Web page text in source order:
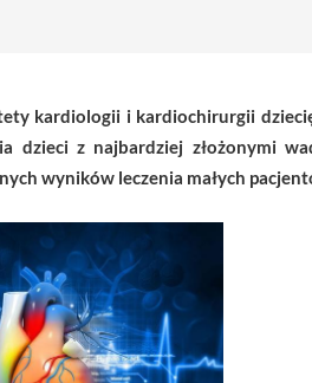
kardiologii i kardiochirurgii
dzieci z najbardziej złożonymi
wyników leczenia małych